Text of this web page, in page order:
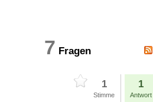
7 Fragen
1
Stimme
1
Antwort